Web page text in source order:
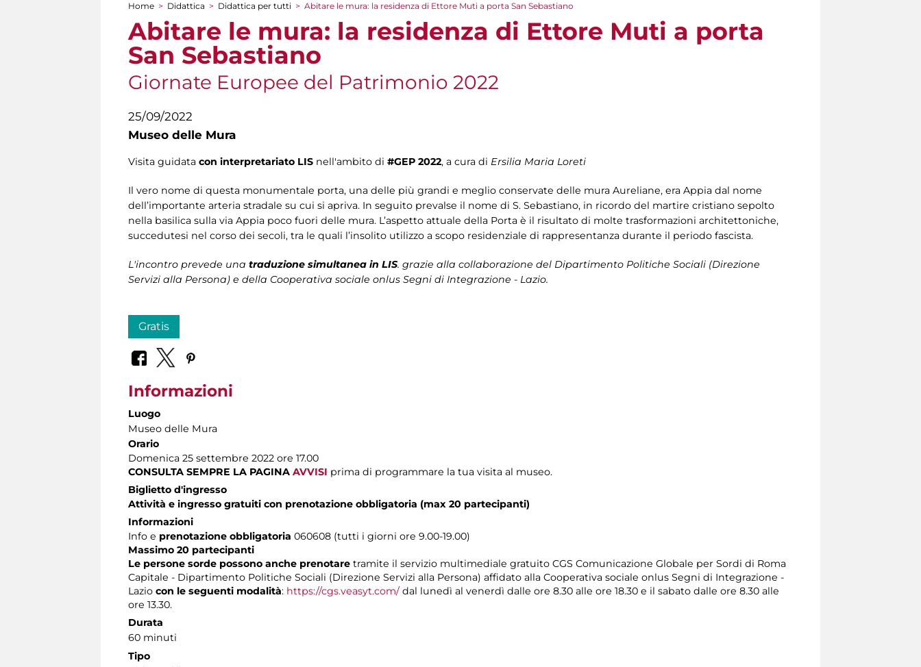
Tu sei qui
Home > Didattica > Didattica per tutti > Abitare le mura: la residenza di Ettore Muti a porta San Sebastiano
Abitare le mura: la residenza di Ettore Muti a porta
San Sebastiano
Giornate Europee del Patrimonio 2022
25/09/2022
Museo delle Mura
Visita guidata con interpretariato LIS nell'ambito di #GEP 2022, a cura di Ersilia Maria Loreti
Il vero nome di questa monumentale porta, una delle più grandi e meglio conservate delle mura Aureliane, era Appia dal nome
dell’importante arteria stradale su cui si apriva. In seguito prevalse il nome di S. Sebastiano, in ricordo del martire cristiano sepolto
nella basilica sulla via Appia poco fuori delle mura. L’aspetto attuale della Porta è il risultato di molte trasformazioni architettoniche,
succedutesi nel corso dei secoli, tra le quali l’insolito utilizzo a scopo residenziale di rappresentanza durante il periodo fascista.
L'incontro prevede una traduzione simultanea in LIS. grazie alla collaborazione del Dipartimento Politiche Sociali (Direzione
Servizi alla Persona) e della Cooperativa sociale onlus Segni di Integrazione - Lazio.
Gratis
Informazioni
Luogo
Museo delle Mura
Orario
Domenica 25 settembre 2022 ore 17.00
CONSULTA SEMPRE LA PAGINA AVVISI prima di programmare la tua visita al museo.
Biglietto d'ingresso
Attività e ingresso gratuiti con prenotazione obbligatoria (max 20 partecipanti)
Informazioni
Info e prenotazione obbligatoria 060608 (tutti i giorni ore 9.00-19.00)
Massimo 20 partecipanti
Le persone sorde possono anche prenotare tramite il servizio multimediale gratuito CGS Comunicazione Globale per Sordi di Roma
Capitale - Dipartimento Politiche Sociali (Direzione Servizi alla Persona) affidato alla Cooperativa sociale onlus Segni di Integrazione -
Lazio con le seguenti modalità: https://cgs.veasyt.com/dal lunedì al venerdì dalle ore 8.30 alle ore 18.30 e il sabato dalle ore 8.30 alle
ore 13.30.
Durata
60 minuti
Tipo